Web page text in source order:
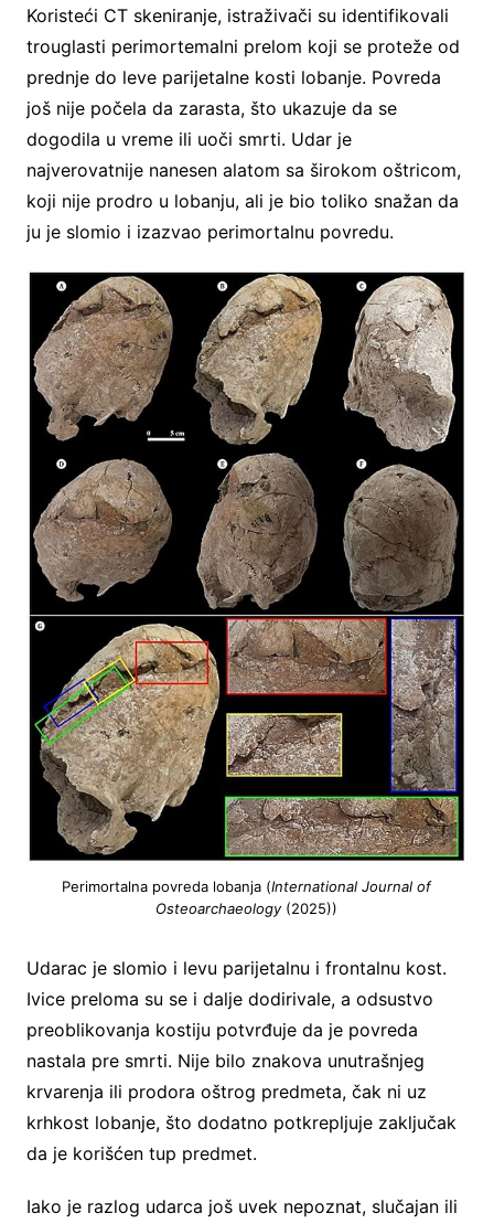
Koristeći CT skeniranje, istraživači su identifikovali
trouglasti perimortemalni prelom koji se proteže od
prednje do leve parijetalne kosti lobanje. Povreda
još nije počela da zarasta, što ukazuje da se
dogodila u vreme ili uoči smrti. Udar je
najverovatnije nanesen alatom sa širokom oštricom,
koji nije prodro u lobanju, ali je bio toliko snažan da
ju je slomio i izazvao perimortalnu povredu.
Perimortalna povreda lobanja (International Journal of
Osteoarchaeology(2025))
Udarac je slomio i levu parijetalnu i frontalnu kost.
Ivice preloma su se i dalje dodirivale, a odsustvo
preoblikovanja kostiju potvrđuje da je povreda
nastala pre smrti. Nije bilo znakova unutrašnjeg
krvarenja ili prodora oštrog predmeta, čak ni uz
krhkost lobanje, što dodatno potkrepljuje zaključak
da je korišćen tup predmet.
Iako je razlog udarca još uvek nepoznat, slučajan ili